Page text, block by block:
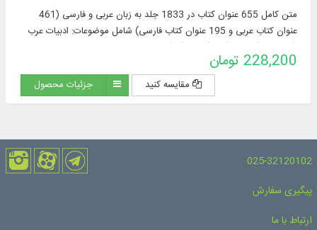
متن کامل 655 عنوان کتاب در 1833 جلد به زبان عربی و فارسی (461
عنوان کتاب عربی و 195 عنوان کتاب فارسی) شامل موضوعات: ادبیات عرب
228,200 تومان
مقایسه کنید جزئیات محصول
025-32120102
پیگیری سفارش
ارتباط با ما